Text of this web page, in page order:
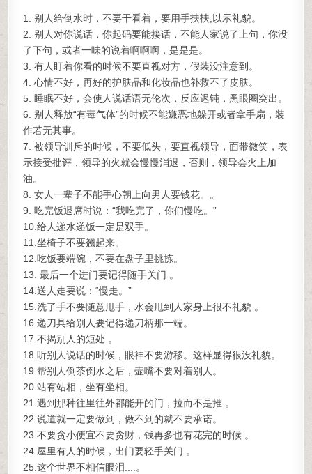
1. 别人给倒水时，不要干看着，要用手扶扶,以示礼貌。
2. 别人对你说话，你起码要能接话，不能人家说了上句，你没
了下句，或者一味的说着啊啊啊，是是是。
3. 有人盯着你看的时候不要直视对方，假装没注意到。
4. 心情不好，再好的护肤品和化妆品也补救不了皮肤。
5. 睡眠不好，会使人说话语无伦次，反应迟钝，黑眼圈突出。
6. 别人释放“有毒气体”的时候不能嫌恶地躲开或者拿手扇，装
作若无其事。
7. 被领导训斥的时候，不要低头，要直视领导，面带微笑，表
示接受批评，领导的火就会慢慢消退，否则，领导会火上加
油。
8. 女人一辈子不能手心朝上向男人要钱花。。
9. 吃完饭退席时说：“我吃完了，你们慢吃。”
10.给人递水递饭一定是双手。
11.坐椅子不要翘起来。
12.吃饭要端碗，不要在盘子里挑拣。
13. 最后一个进门要记得随手关门 。
14.送人走要说：“慢走。”
15.洗了手不要随意甩手，水会甩到人家身上很不礼貌 。
16.递刀具给别人要记得递刀柄那一端。
17.不揭别人的短处 。
18.听别人说话的时候，眼神不要游移。这样显得很没礼貌。
19.帮别人倒茶倒水之后，壶嘴不要对着别人。
20.站有站相，坐有坐相。
21.遇到那种往里往外都能开的门，拉而不是推 。
22.说道就一定要做到，做不到的就不要承诺。
23.不要贪小便宜不要贪财，钱再多也有花完的时候 。
24.屋里有人的时候，出门要轻手关门 。
25.这个世界不相信眼泪....。